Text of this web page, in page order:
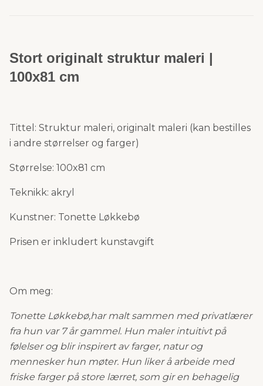
Stort originalt struktur maleri |
100x81 cm
Tittel: Struktur maleri, originalt maleri (kan bestilles
i andre størrelser og farger)
Størrelse: 100x81 cm
Teknikk: akryl
Kunstner: Tonette Løkkebø
Prisen er inkludert kunstavgift
Om meg:
Tonette Løkkebø,har malt sammen med privatlærer
fra hun var 7 år gammel. Hun maler intuitivt på
følelser og blir inspirert av farger, natur og
mennesker hun møter. Hun liker å arbeide med
friske farger på store lærret, som gir en behagelig